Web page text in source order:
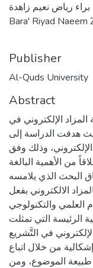
براء رياض نعيم زاهدة
Bara' Riyad Naeem
Publisher
Al-Quds University
Abstract
الإلكتروني في
هدفت الدراسة إلى
وذلك وفق
من الأهمية البالغة
البحث الذي يلامسه
الالكتروني بفعل
العلمي والتكنولوجي.
الرئيسة التي تمثلت
في التَّشريع
من خلال اتباع
طبيعة الموضوع، ومن